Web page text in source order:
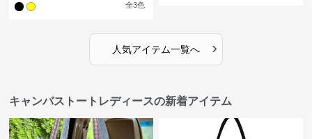
全3色
人気アイテム一覧へ ›
キャンバストートレディースの新着アイテム